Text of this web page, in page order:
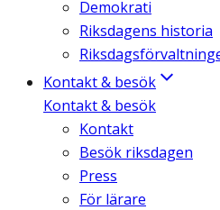
Demokrati
Riksdagens historia
Kontakt & besök
Kontakt & besök
Kontakt
Besök riksdagen
Press
För lärare